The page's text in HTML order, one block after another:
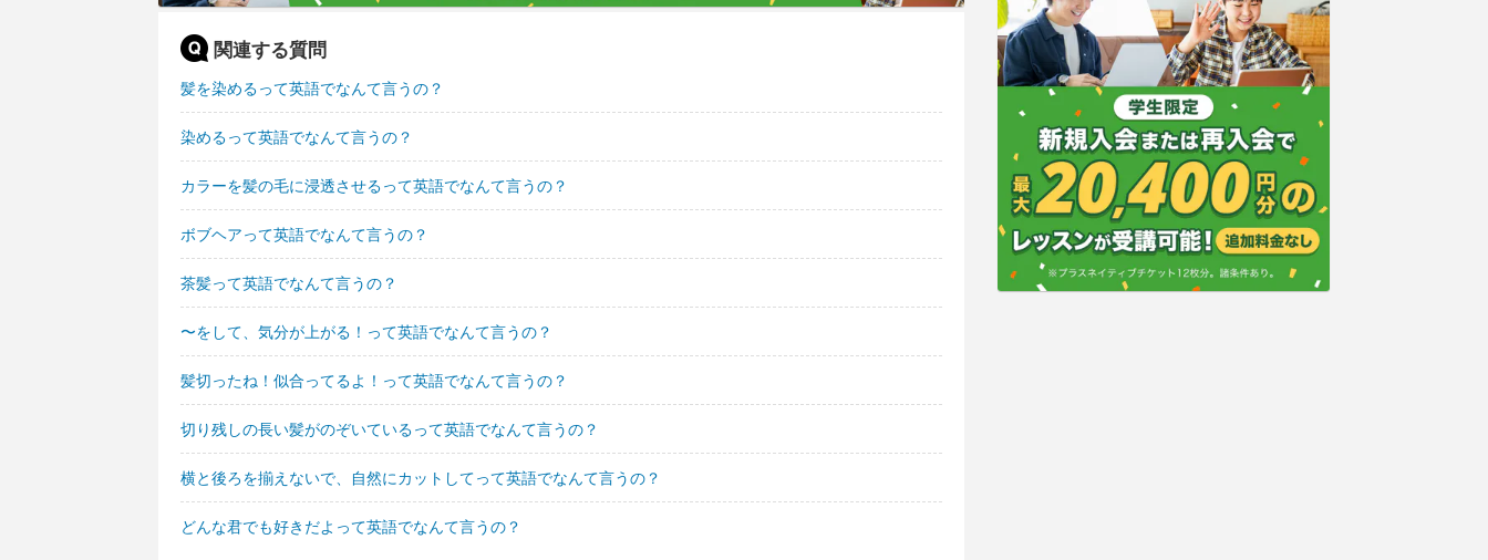
関連する質問
髪を染めるって英語でなんて言うの？
染めるって英語でなんて言うの？
カラーを髪の毛に浸透させるって英語でなんて言うの？
ボブヘアって英語でなんて言うの？
茶髪って英語でなんて言うの？
〜をして、気分が上がる！って英語でなんて言うの？
髪切ったね！似合ってるよ！って英語でなんて言うの？
切り残しの長い髪がのぞいているって英語でなんて言うの？
横と後ろを揃えないで、自然にカットしてって英語でなんて言うの？
どんな君でも好きだよって英語でなんて言うの？